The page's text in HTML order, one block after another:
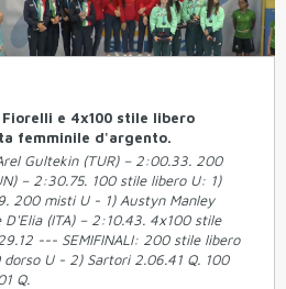
Fiorelli e 4x100 stile libero
femminile d'argento.
Gultekin (TUR) – 2:00.33. 200
– 2:30.75. 100 stile libero U: 1)
200 misti U - 1) Austyn Manley
D'Elia (ITA) – 2:10.43. 4x100 stile
--- SEMIFINALI: 200 stile libero
U - 2) Sartori 2.06.41 Q. 100
Q.